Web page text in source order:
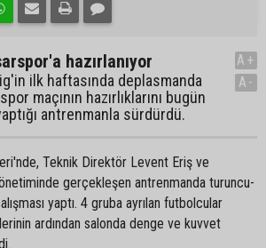
hazırlanıyor
ilk haftasında deplasmanda
maçının hazırlıklarını bugün
antrenmanla sürdürdü.
A+
A-
Teknik Direktör Levent Eriş ve
gerçekleşen antrenmanda turuncu-
yaptı. 4 gruba ayrılan futbolcular
ardından salonda denge ve kuvvet